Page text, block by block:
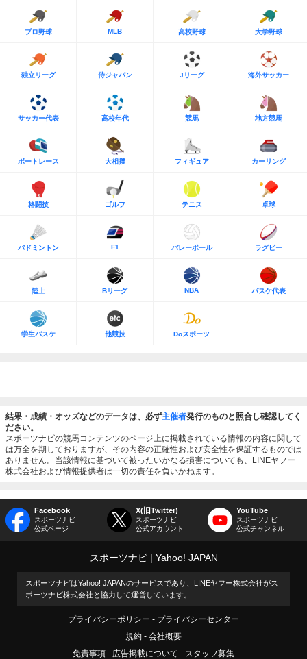
プロ野球 MLB 高校野球 大学野球
独立リーグ 侍ジャパン Jリーグ 海外サッカー
サッカー代表 高校年代 競馬 地方競馬
ボートレース 大相撲 フィギュア カーリング
格闘技 ゴルフ テニス 卓球
バドミントン F1 バレーボール ラグビー
陸上 Bリーグ NBA バスケ代表
学生バスケ 他競技 Doスポーツ
結果・成績・オッズなどのデータは、必ず主催者発行のものと照合し確認してく
ださい。
スポーツナビの競馬コンテンツのページ上に掲載されている情報の内容に関して
は万全を期しておりますが、その内容の正確性および安全性を保証するものでは
ありません。当該情報に基づいて被ったいかなる損害についても、LINEヤフー
株式会社および情報提供者は一切の責任を負いかねます。
Facebook
スポーツナビ
公式ページ
X(旧Twitter)
スポーツナビ
公式アカウント
YouTube
スポーツナビ
公式チャンネル
スポーツナビ Yahoo! JAPAN
スポーツナビはYahoo! JAPANのサービスであり、LINEヤフー株式会社がス
ポーツナビ株式会社と協力して運営しています。
プライバシーポリシー
プライバシーセンター
規約
会社概要
免責事項
広告掲載について スタッフ募集